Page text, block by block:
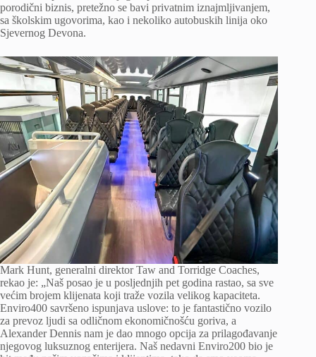
porodični biznis, pretežno se bavi privatnim iznajmljivanjem,
sa školskim ugovorima, kao i nekoliko autobuskih linija oko
Sjevernog Devona.
Mark Hunt, generalni direktor Taw and Torridge Coaches,
rekao je: „Naš posao je u posljednjih pet godina rastao, sa sve
većim brojem klijenata koji traže vozila velikog kapaciteta.
Enviro400 savršeno ispunjava uslove: to je fantastično vozilo
za prevoz ljudi sa odličnom ekonomičnošću goriva, a
Alexander Dennis nam je dao mnogo opcija za prilagođavanje
njegovog luksuznog enterijera. Naš nedavni Enviro200 bio je